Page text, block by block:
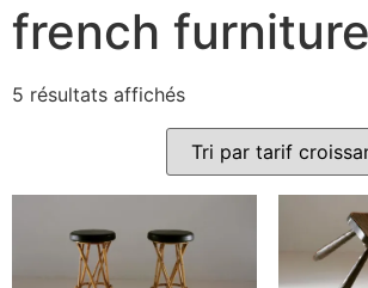
french furniture
5 résultats affichés